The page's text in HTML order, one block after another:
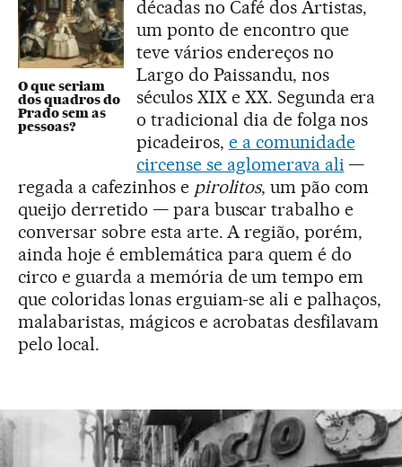
O que seriam
dos quadros do
Prado sem as
pessoas?
décadas no Café dos Artistas,
um ponto de encontro que
teve vários endereços no
Largo do Paissandu, nos
séculos XIX e XX. Segunda era
o tradicional dia de folga nos
picadeiros, e a comunidade
circense se aglomerava ali —
regada a cafezinhos e pirolitos, um pão com
queijo derretido — para buscar trabalho e
conversar sobre esta arte. A região, porém,
ainda hoje é emblemática para quem é do
circo e guarda a memória de um tempo em
que coloridas lonas erguiam-se ali e palhaços,
malabaristas, mágicos e acrobatas desfilavam
pelo local.